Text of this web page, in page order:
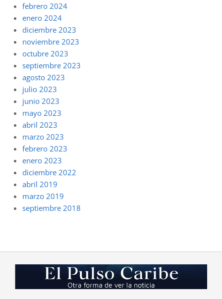
febrero 2024
enero 2024
diciembre 2023
noviembre 2023
octubre 2023
septiembre 2023
agosto 2023
julio 2023
junio 2023
mayo 2023
abril 2023
marzo 2023
febrero 2023
enero 2023
diciembre 2022
abril 2019
marzo 2019
septiembre 2018